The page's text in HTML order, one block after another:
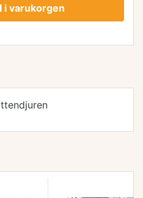
i varukorgen